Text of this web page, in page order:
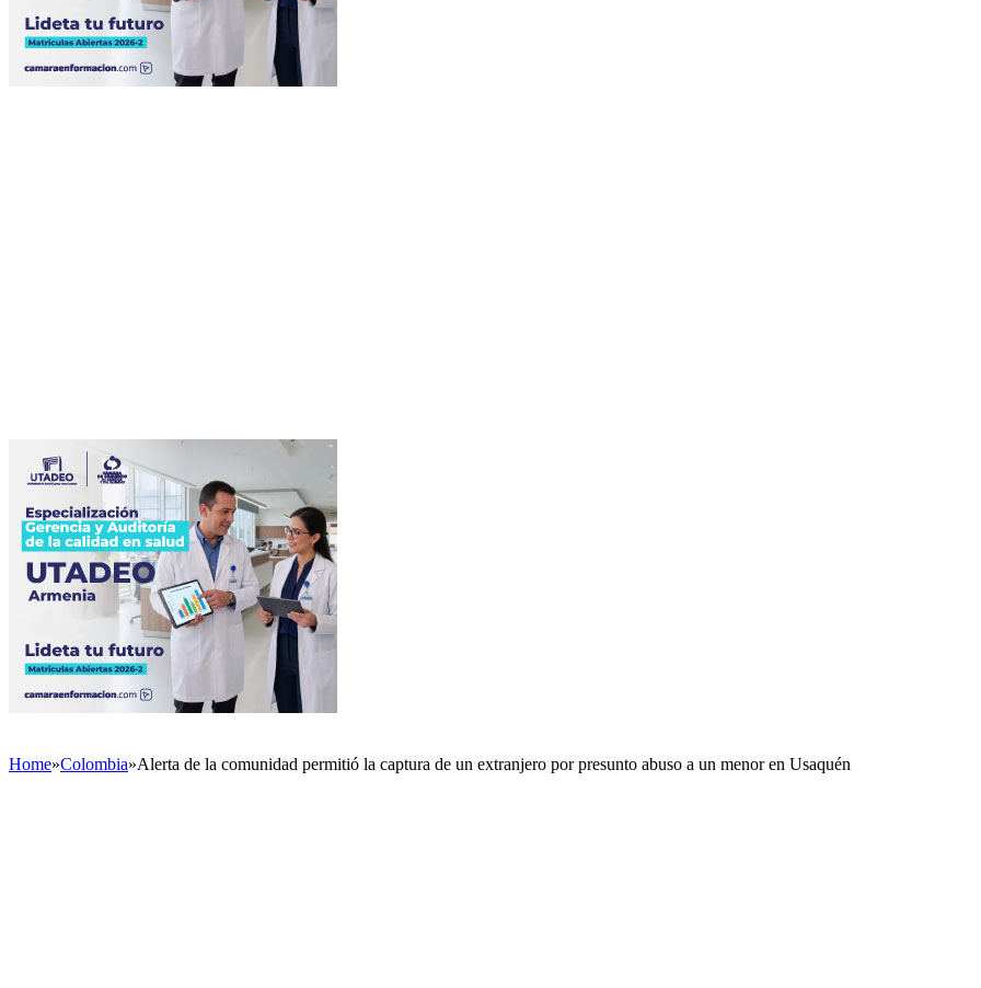
Home»Colombia»Alerta de la comunidad permitió la captura de un extranjero por presunto abuso a un menor en Usaquén